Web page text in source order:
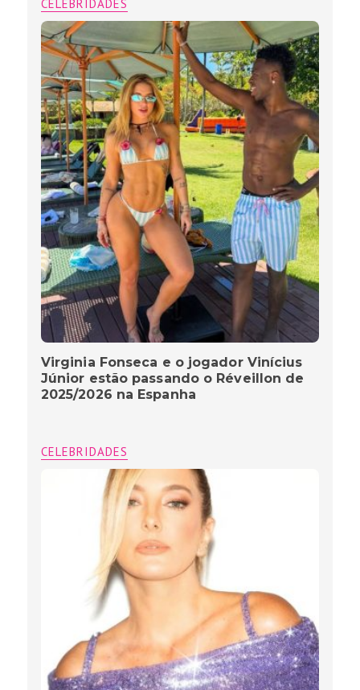
CELEBRIDADES
Virginia Fonseca e o jogador Vinícius
Júnior estão passando o Réveillon de
2025/2026 na Espanha
CELEBRIDADES